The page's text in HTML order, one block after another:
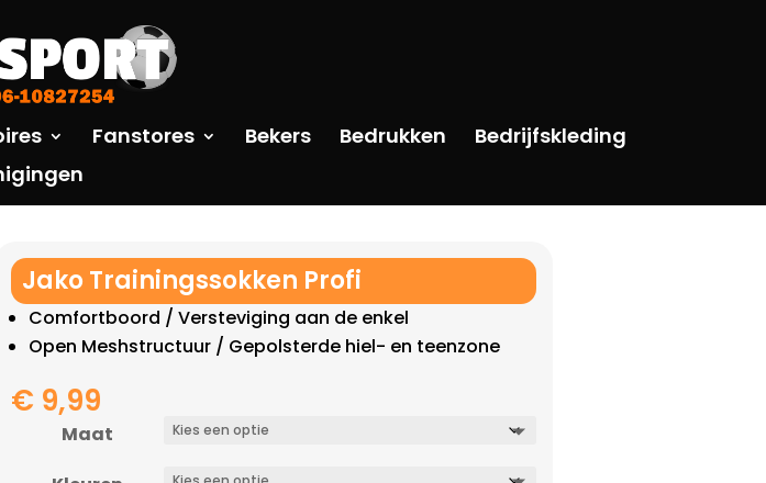
Fanstores Bekers Bedrukken
Bedrijfskleding
Jako Trainingssokken Profi
Comfortboord / Versteviging aan de enkel
Open Meshstructuur / Gepolsterde hiel- en teenzone
€ 9,99
Maat